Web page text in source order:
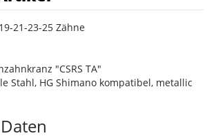
21-23-25 Zähne
"CSRS TA"
Stahl, HG Shimano kompatibel, metallic